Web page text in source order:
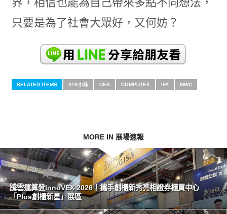
只要是為了社會大眾好，又何妨？
RELATED ITEMS 01K小妹 CES COMPUTEX IFA MWC
MORE IN 展場速報
騰雲運算登InnoVEX 2026！攜手創櫃新秀亮相證券櫃買中心
「Plus創櫃新星」展區